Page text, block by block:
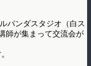
パンダスタジオ（白ス
師が集まって交流会が